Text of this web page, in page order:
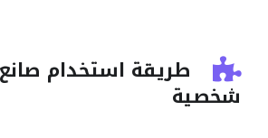
طريقة استخدام
شخصية